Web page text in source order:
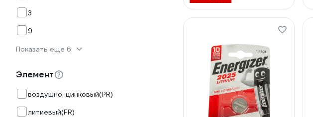
3
9
Показать еще 6
Элемент
воздушно-цинковый(PR)
литиевый(FR)